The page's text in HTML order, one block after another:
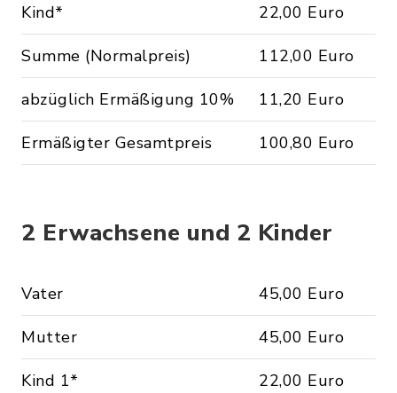
Kind* 22,00 Euro
Summe (Normalpreis) 112,00 Euro
abzüglich Ermäßigung 10% 11,20 Euro
Ermäßigter Gesamtpreis 100,80 Euro
2 Erwachsene und 2 Kinder
Vater 45,00 Euro
Mutter 45,00 Euro
Kind 1* 22,00 Euro